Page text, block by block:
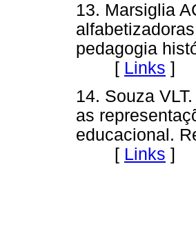
13. Marsiglia
pedagogia
[ Links ]
14. Souza
as
educacional.
[ Links ]